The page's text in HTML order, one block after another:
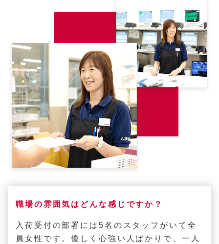
職場の雰囲気はどんな感じですか？
入荷受付の部署には5名のスタッフがいて全
員女性です。優しく心強い人ばかりで、一人